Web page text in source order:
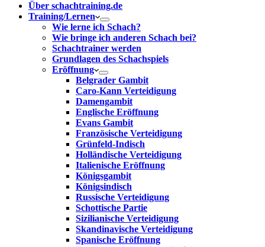
Über schachtraining.de
Training/Lernen
Wie lerne ich Schach?
Wie bringe ich anderen Schach bei?
Schachtrainer werden
Grundlagen des Schachspiels
Eröffnung
Belgrader Gambit
Caro-Kann Verteidigung
Damengambit
Englische Eröffnung
Evans Gambit
Französische Verteidigung
Grünfeld-Indisch
Holländische Verteidigung
Italienische Eröffnung
Königsgambit
Königsindisch
Russische Verteidigung
Schottische Partie
Sizilianische Verteidigung
Skandinavische Verteidigung
Spanische Eröffnung